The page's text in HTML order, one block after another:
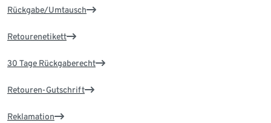
Rückgabe/Umtausch
Retourenetikett
30 Tage Rückgaberecht
Retouren-Gutschrift
Reklamation